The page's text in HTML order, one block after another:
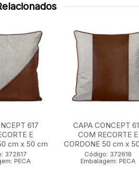
617
E
cm x 50 cm
372617
PECA
CAPA CONCEPT
COM RECORTE E
CORDONE 50 cm x
Código: 372618
Embalagem: PECA